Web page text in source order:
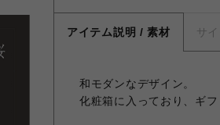
アイテム説明 / 素材 サ
和モダンなデザイン。
化粧箱に入っており、ギフ